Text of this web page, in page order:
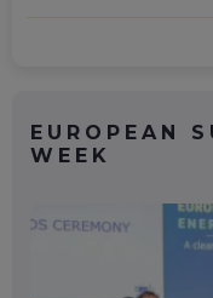
EUROPEAN
WEEK